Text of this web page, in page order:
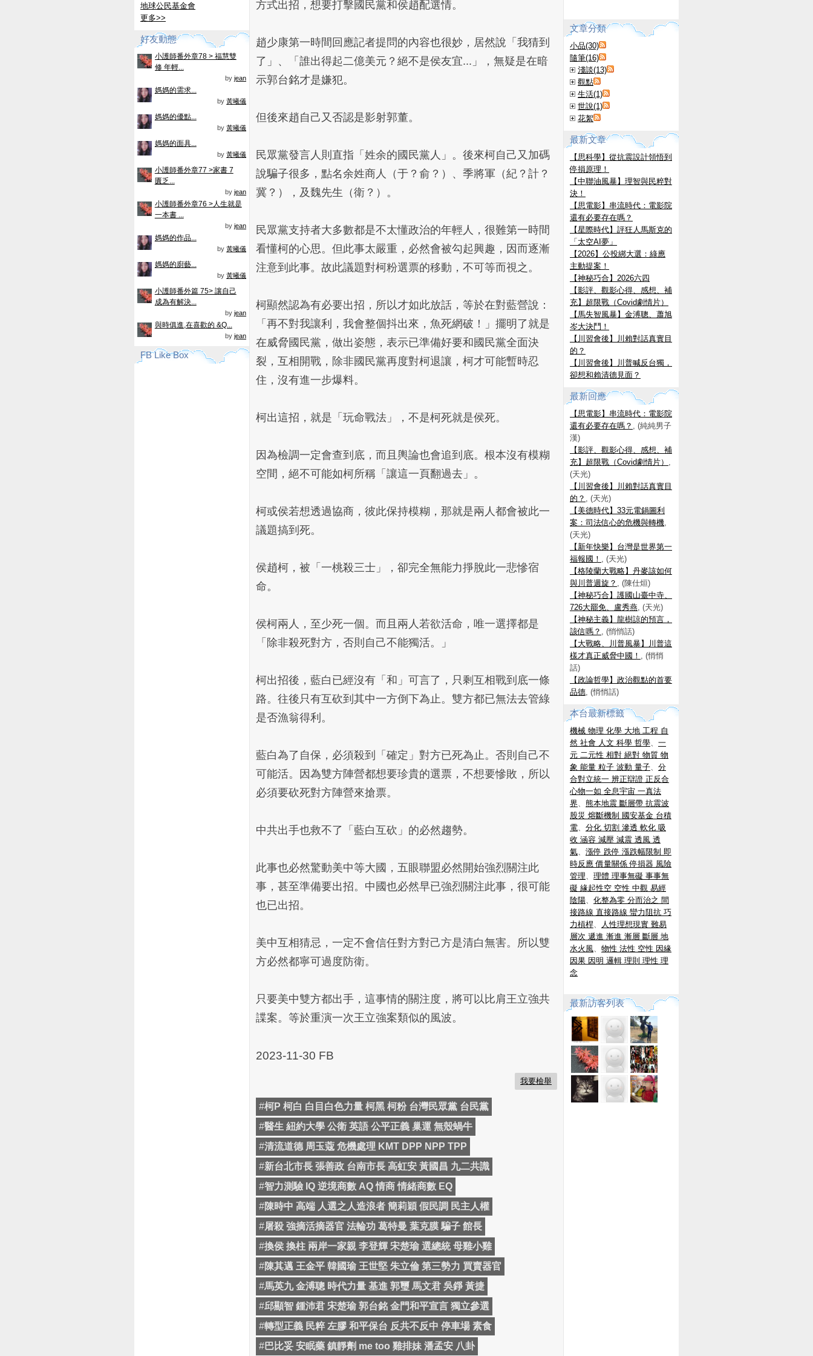
方式出招，想要打擊國民黨和侯趙配選情。
趙少康第一時間回應記者提問的內容也很妙，居然說「我猜到
了」、「誰出得起二億美元？絕不是侯友宜...」，無疑是在暗
示郭台銘才是嫌犯。
但後來趙自己又否認是影射郭董。
民眾黨發言人則直指「姓余的國民黨人」。後來柯自己又加碼
說騙子很多，點名余姓商人（于？俞？）、季將軍（紀？計？
冀？），及魏先生（衛？）。
民眾黨支持者大多數都是不太懂政治的年輕人，很難第一時間
看懂柯的心思。但此事太嚴重，必然會被勾起興趣，因而逐漸
注意到此事。故此議題對柯粉選票的移動，不可等而視之。
柯顯然認為有必要出招，所以才如此放話，等於在對藍營說：
「再不對我讓利，我會整個抖出來，魚死網破！」擺明了就是
在威脅國民黨，做出姿態，表示已準備好要和國民黨全面決
裂，互相開戰，除非國民黨再度對柯退讓，柯才可能暫時忍
住，沒有進一步爆料。
柯出這招，就是「玩命戰法」，不是柯死就是侯死。
因為檢調一定會查到底，而且輿論也會追到底。根本沒有模糊
空間，絕不可能如柯所稱「讓這一頁翻過去」。
柯或侯若想透過協商，彼此保持模糊，那就是兩人都會被此一
議題搞到死。
侯趙柯，被「一桃殺三士」，卻完全無能力掙脫此一悲慘宿
命。
侯柯兩人，至少死一個。而且兩人若欲活命，唯一選擇都是
「除非殺死對方，否則自己不能獨活。」
柯出招後，藍白已經沒有「和」可言了，只剩互相戰到底一條
路。往後只有互砍到其中一方倒下為止。雙方都已無法去管綠
是否漁翁得利。
藍白為了自保，必須殺到「確定」對方已死為止。否則自己不
可能活。因為雙方陣營都想要珍貴的選票，不想要慘敗，所以
必須要砍死對方陣營來搶票。
中共出手也救不了「藍白互砍」的必然趨勢。
此事也必然驚動美中等大國，五眼聯盟必然開始強烈關注此
事，甚至準備要出招。中國也必然早已強烈關注此事，很可能
也已出招。
美中互相猜忌，一定不會信任對方對己方是清白無害。所以雙
方必然都寧可過度防衛。
只要美中雙方都出手，這事情的關注度，將可以比肩王立強共
諜案。等於重演一次王立強案類似的風波。
2023-11-30 FB
我要檢舉
#柯P 柯白 白目白色力量 柯黑 柯粉 台灣民眾黨 台民黨
#醫生 紐約大學 公衛 英語 公平正義 巢運 無殼蝸牛
#清流道德 周玉蔻 危機處理 KMT DPP NPP TPP
#新台北市長 張善政 台南市長 高虹安 黃國昌 九二共識
#智力測驗 IQ 逆境商數 AQ 情商 情緒商數 EQ
#陳時中 高端 人選之人造浪者 簡莉穎 假民調 民主人權
#屠殺 強摘活摘器官 法輪功 葛特曼 葉克膜 騙子 館長
#換侯 換柱 兩岸一家親 李登輝 宋楚瑜 選總統 母雞小雞
#陳其邁 王金平 韓國瑜 王世堅 朱立倫 第三勢力 買賣器官
#馬英九 金溥聰 時代力量 基進 郭璽 馬文君 吳錚 黃捷
#邱顯智 鍾沛君 宋楚瑜 郭台銘 金門和平宣言 獨立參選
#轉型正義 民粹 左膠 和平保台 反共不反中 停車場 素食
#巴比妥 安眠藥 鎮靜劑 me too 雞排妹 潘孟安 八卦
文章分類
小品(30)
隨筆(16)
淺談(13)
觀點
生活(1)
世說(1)
花絮
最新文章
【思科學】從抗震設計領悟到
停損原理！
【中聯油風暴】理智與民粹對
決！
【思電影】串流時代：電影院
還有必要存在嗎？
【星際時代】評狂人馬斯克的
「太空AI夢」
【2026】公投綁大選：綠應
主動提案！
【神秘巧合】2026六四
【影評、觀影心得、感想、補
充】超限戰（Covid劇情片）
【馬失智風暴】金溥聰、蕭旭
岑大決鬥！
【川習會後】川賴對話真實目
的？
【川習會後】川普喊反台獨，
卻想和賴清德見面？
最新回應
【思電影】串流時代：電影院
還有必要存在嗎？ , (純純男子
漢)
【影評、觀影心得、感想、補
充】超限戰（Covid劇情片） ,
(天光)
【川習會後】川賴對話真實目
的？ , (天光)
【美德時代】33元電鍋圖利
案：司法信心的危機與轉機,
(天光)
【新年快樂】台灣是世界第一
福報國！ , (天光)
【格陵蘭大戰略】丹麥該如何
與川普週旋？ , (陳仕烜)
【神秘巧合】護國山臺中寺、
726大罷免、盧秀燕, (天光)
【神秘主義】龍樹諒的預言，
該信嗎？ , (悄悄話)
【大戰略、川普風暴】川普這
樣才真正威脅中國！ , (悄悄
話)
【政論哲學】政治觀點的首要
品德, (悄悄話)
本台最新標籤
機械 物理 化學 大地 工程 自
然 社會 人文 科學 哲學、 一
元 二元性 相對 絕對 物質 物
象 能量 粒子 波動 量子、 分
合對立統一 辨正辯證 正反合
心物一如 全息宇宙 一真法
界、 熊本地震 斷層帶 抗震波
股災 熔斷機制 國安基金 台積
電、 分化 切割 滲透 軟化 吸
收 涵容 減壓 減震 透風 透
氣、 漲停 跌停 漲跌幅限制 即
時反應 價量關係 停損器 風險
管理、 理體 理事無礙 事事無
礙 緣起性空 空性 中觀 易經
陰陽、 化整為零 分而治之 間
接路線 直接路線 蠻力阻抗 巧
力槓桿、
人性理想現實 難易
層次 遞進 漸進 漸層 斷層 地
水火風、 物性 法性 空性 因緣
因果 因明 邏輯 理則 理性 理
念
最新訪客列表
地球公民基金會
更多>>
好友動態
小護師番外章78 > 福慧雙
修 年輕...
byjean
媽媽的需求...
by黃曦儀
媽媽的優點...
by黃曦儀
媽媽的面具...
by黃曦儀
小護師番外章77 >家書 7
匱乏...
byjean
小護師番外章76 >人生就是
一本書 ...
byjean
媽媽的作品...
by黃曦儀
媽媽的廚藝...
by黃曦儀
小護師番外篇 75> 讓自己
成為有解決...
byjean
與時俱進,在喜歡的 &Q...
byjean
FB Like Box